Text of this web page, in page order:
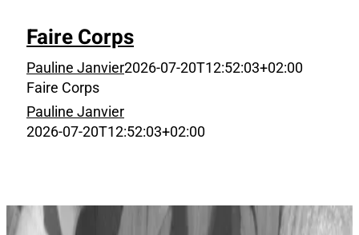
Faire Corps
Pauline Janvier2026-07-20T12:52:03+02:00
Faire Corps
Pauline Janvier
2026-07-20T12:52:03+02:00